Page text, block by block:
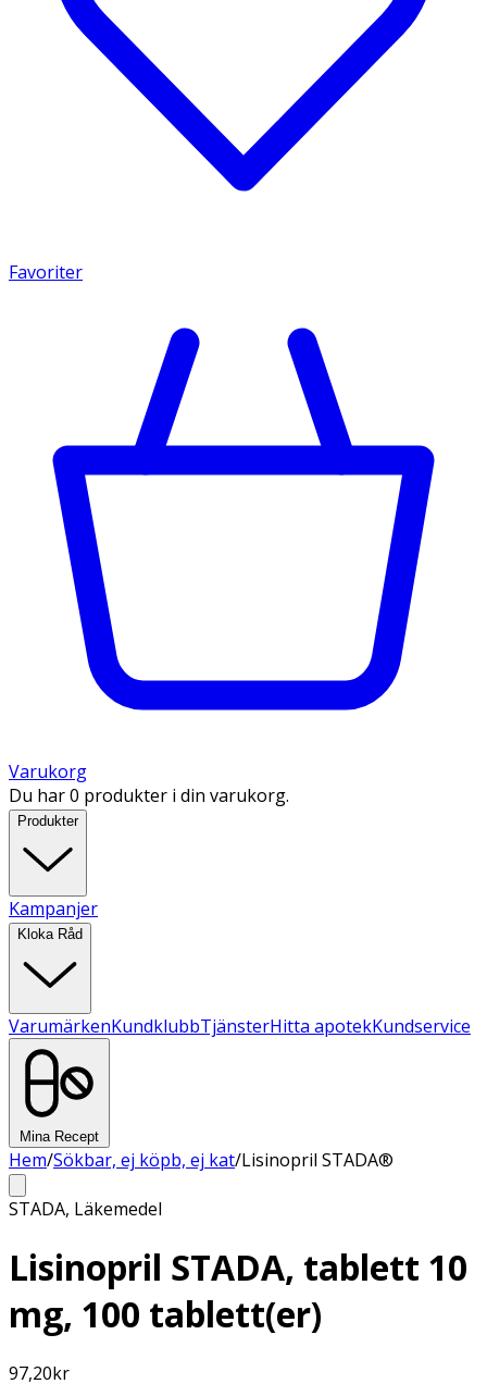
Favoriter
Varukorg
Du har 0 produkter i din varukorg.
Produkter
Kampanjer
Kloka Råd
VarumärkenKundklubbTjänsterHitta apotekKundservice
Mina Recept
Hem/Sökbar, ej köpb, ej kat/Lisinopril STADA®
STADA, Läkemedel
Lisinopril STADA, tablett 10
mg, 100 tablett(er)
97,20kr